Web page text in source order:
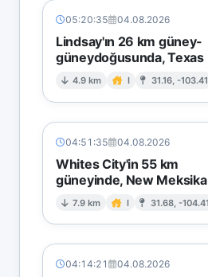
05:20:35 04.08.2026
Lindsay'ın 26 km güney-
güneydoğusunda, Texas
4.9 km I 31.16, -103.41
04:51:35 04.08.2026
Whites City'in 55 km
güneyinde, New Meksika
7.9 km I 31.68, -104.41
04:14:21 04.08.2026